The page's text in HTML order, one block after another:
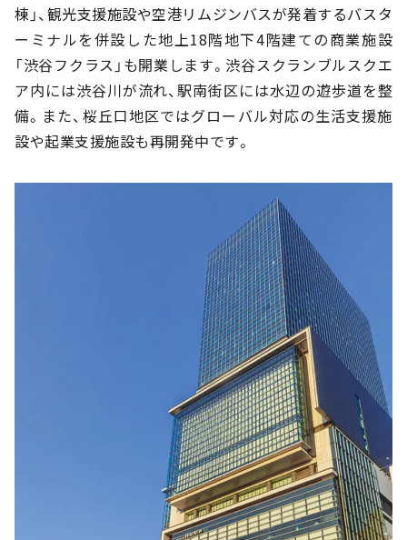
棟」、観光支援施設や空港リムジンバスが発着するバスタ
ーミナルを併設した地上18階地下4階建ての商業施設
「渋谷フクラス」も開業します。渋谷スクランブルスクエ
ア内には渋谷川が流れ、駅南街区には水辺の遊歩道を整
備。また、桜丘口地区ではグローバル対応の生活支援施
設や起業支援施設も再開発中です。